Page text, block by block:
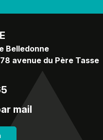
Belledonne
avenue du Père Tasse
mail